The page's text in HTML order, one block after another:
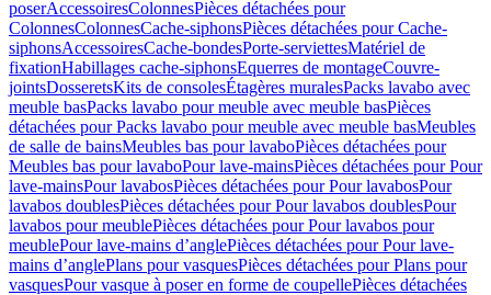
poserAccessoiresColonnesPièces détachées pour
ColonnesColonnesCache-siphonsPièces détachées pour Cache-
siphonsAccessoiresCache-bondesPorte-serviettesMatériel de
fixationHabillages cache-siphonsEquerres de montageCouvre-
jointsDosseretsKits de consolesÉtagères muralesPacks lavabo avec
meuble basPacks lavabo pour meuble avec meuble basPièces
détachées pour Packs lavabo pour meuble avec meuble basMeubles
de salle de bainsMeubles bas pour lavaboPièces détachées pour
Meubles bas pour lavaboPour lave-mainsPièces détachées pour Pour
lave-mainsPour lavabosPièces détachées pour Pour lavabosPour
lavabos doublesPièces détachées pour Pour lavabos doublesPour
lavabos pour meublePièces détachées pour Pour lavabos pour
meublePour lave-mains d’anglePièces détachées pour Pour lave-
mains d’anglePlans pour vasquesPièces détachées pour Plans pour
vasquesPour vasque à poser en forme de coupellePièces détachées